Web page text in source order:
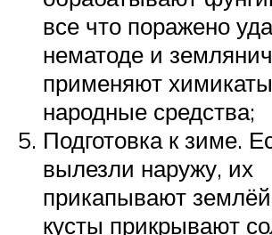
все что поражено
нематоде и
применяют
народные средства;
Подготовка к зиме.
вылезли наружу, их
прикапывают
кусты прикрывают